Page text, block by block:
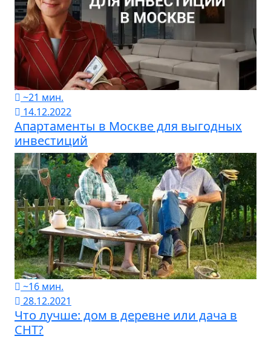
~21 мин.
14.12.2022
Апартаменты в Москве для выгодных
инвестиций
~16 мин.
28.12.2021
Что лучше: дом в деревне или дача в
СНТ?